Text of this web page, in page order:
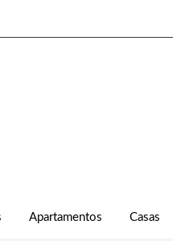
Apartamentos Casas